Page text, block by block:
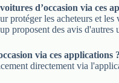
d’occasion via ces
protéger les acheteurs et
proposent des avis
via ces applications ?
directement via